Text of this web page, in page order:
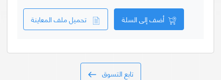
أضف إلى السلة تحميل ملف المعاينة
تابع التسوق